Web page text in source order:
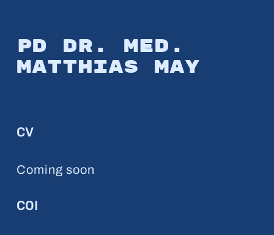
PD Dr. med.
Matthias May
CV
Coming soon
COI